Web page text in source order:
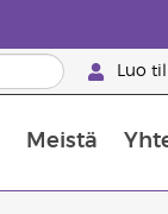
Luo
Meistä